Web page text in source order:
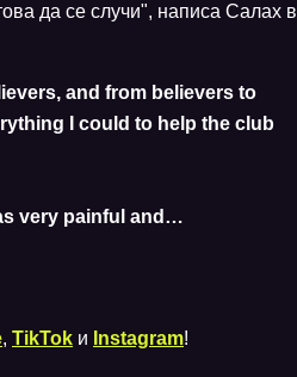
да се случи", написа Салах в
and from believers to
I could to help the club
very painful and…
, TikTok и Instagram!